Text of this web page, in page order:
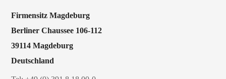
Firmensitz Magdeburg
Berliner Chaussee 106-112
39114 Magdeburg
Deutschland